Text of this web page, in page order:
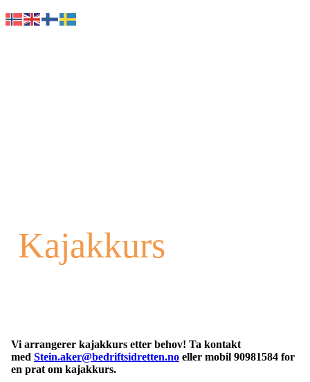
Kajakkurs
Vi arrangerer kajakkurs etter behov! Ta kontakt
med Stein.aker@bedriftsidretten.no eller mobil 90981584 for
en prat om kajakkurs.